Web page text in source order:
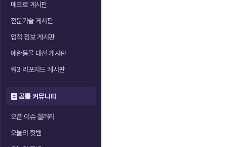
매크로 게시판
전문기술 게시판
업적 정보 게시판
애완동물 대전 게시판
워3 리포지드 게시판
공통 커뮤니티
오픈 이슈 갤러리
오늘의 핫벤